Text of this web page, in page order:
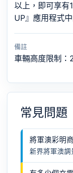
以上，即可享有
UP』應用程式
備註
車輛高度限制：
常見問題
將軍澳彩明
新界將軍澳調